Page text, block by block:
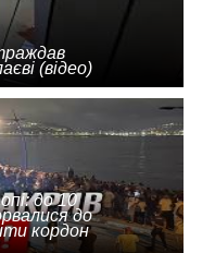
(відео)
до 10
до
кордон